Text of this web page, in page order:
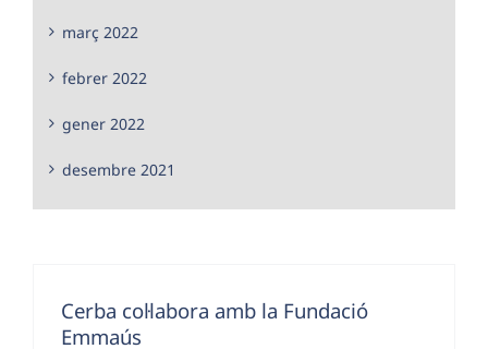
Cerba col·labora amb la Fundació
Emmaús
març 2022
febrer 2022
gener 2022
desembre 2021